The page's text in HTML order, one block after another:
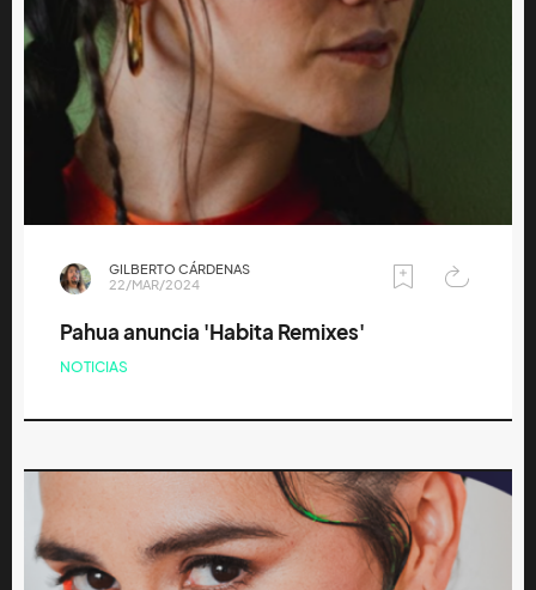
GILBERTO CÁRDENAS
22/MAR/2024
Pahua anuncia 'Habita Remixes'
NOTICIAS